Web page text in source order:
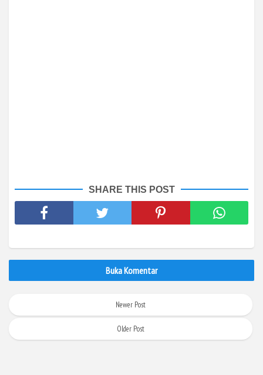
SHARE THIS POST
Buka Komentar
Newer Post
Older Post